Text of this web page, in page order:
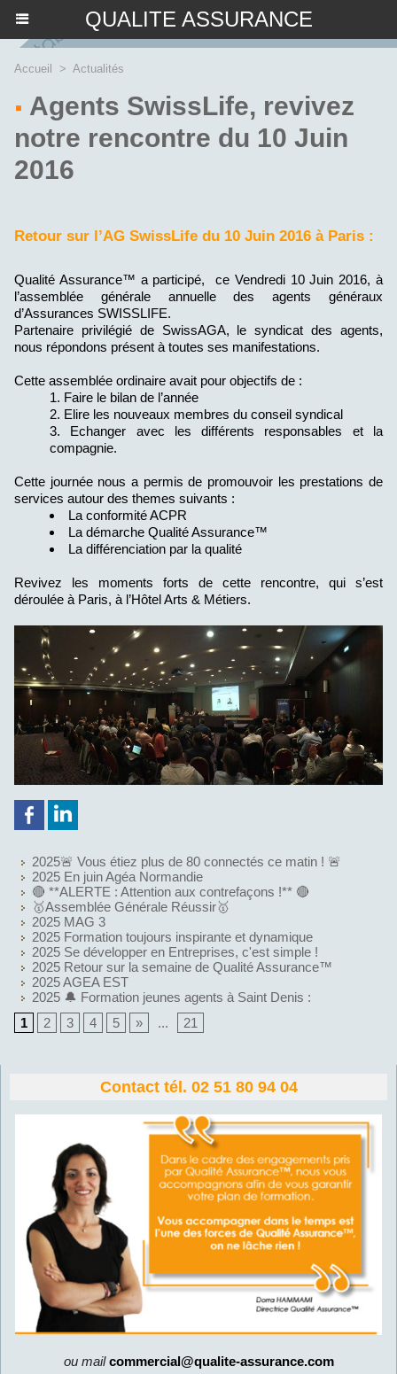
QUALITE ASSURANCE
Contact tél. 02 51 80 94 04
ou mailcommercial@qualite-assurance.com
Accueil > Actualités
Agents SwissLife, revivez
notre rencontre du 10 Juin
2016
Retour sur l’AG SwissLife du 10 Juin 2016 à Paris :
Qualité Assurance™ a participé, ce Vendredi 10 Juin 2016, à
l’assemblée générale annuelle des agents généraux
d’Assurances SWISSLIFE.
Partenaire privilégié de SwissAGA, le syndicat des agents,
nous répondons présent à toutes ses manifestations.
Cette assemblée ordinaire avait pour objectifs de :
Faire le bilan de l’année
Elire les nouveaux membres du conseil syndical
Echanger avec les différents responsables et la
compagnie.
Cette journée nous a permis de promouvoir les prestations de
services autour des themes suivants :
La conformité ACPR
La démarche Qualité Assurance™
La différenciation par la qualité
Revivez les moments forts de cette rencontre, qui s’est
déroulée à Paris, à l’Hôtel Arts & Métiers.
2025🚨 Vous étiez plus de 80 connectés ce matin ! 🚨
2025 En juin Agéa Normandie
🔴 **ALERTE : Attention aux contrefaçons !** 🔴
🥇Assemblée Générale Réussir🥇
2025 MAG 3
2025 Formation toujours inspirante et dynamique
2025 Se développer en Entreprises, c'est simple !
2025 Retour sur la semaine de Qualité Assurance™
2025 AGEA EST
2025 🔔 Formation jeunes agents à Saint Denis :
1
2 3 4 5 » ... 21